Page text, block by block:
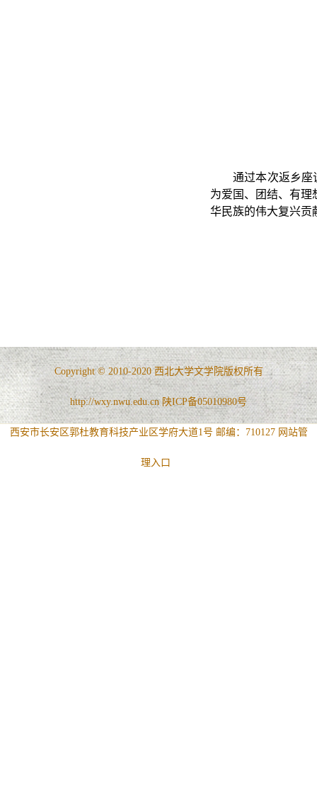
通过本次返乡座
为爱国、团结、有理
华民族的伟大复兴贡
Copyright © 2010-2020 西北大学文学院版权所有
http://wxy.nwu.edu.cn 陕ICP备05010980号
西安市长安区郭杜教育科技产业区学府大道1号 邮编：710127 网站管
理入口